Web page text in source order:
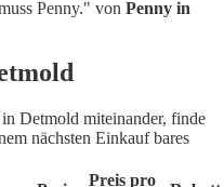
Penny." von Penny in
Detmold miteinander, finde
nächsten Einkauf bares
Preis pro